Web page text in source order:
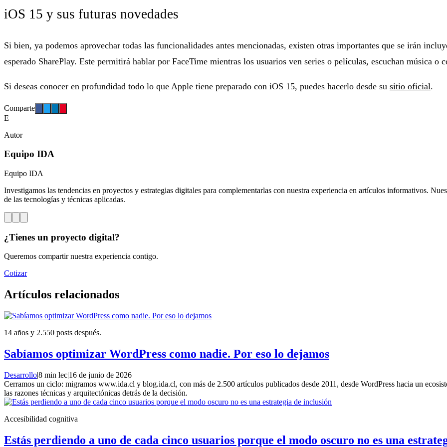
iOS 15 y sus futuras novedades
Si bien, ya podemos aprovechar todas las funcionalidades antes mencionadas, existen otras importantes que se irán
esperado SharePlay. Este permitirá hablar por FaceTime mientras los usuarios ven series o películas, escuchan música o
Si deseas conocer en profundidad todo lo que Apple tiene preparado con iOS 15, puedes hacerlo desde su sitio oficial.
Comparte
E
Autor
Equipo IDA
Equipo IDA
Investigamos las tendencias en proyectos y estrategias digitales para complementarlas con nuestra experiencia en artículos informativos.
de las tecnologías y técnicas aplicadas.
¿Tienes un proyecto digital?
Queremos compartir nuestra experiencia contigo.
Cotizar
Artículos relacionados
14 años y 2.550 posts después.
Sabíamos optimizar WordPress como nadie. Por eso lo dejamos
Desarrollo|8 min lec|16 de junio de 2026
Cerramos un ciclo: migramos www.ida.cl y blog.ida.cl, con más de 2.500 artículos publicados desde 2011, desde WordPress hacia un
las razones técnicas y arquitectónicas detrás de la decisión.
Accesibilidad cognitiva
Estás perdiendo a uno de cada cinco usuarios porque el modo oscuro no es una